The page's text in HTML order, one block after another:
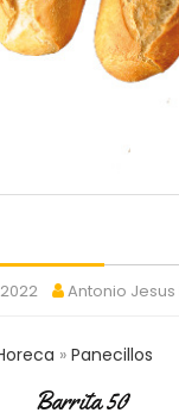
Antonio
Panecillos
Barrita 50